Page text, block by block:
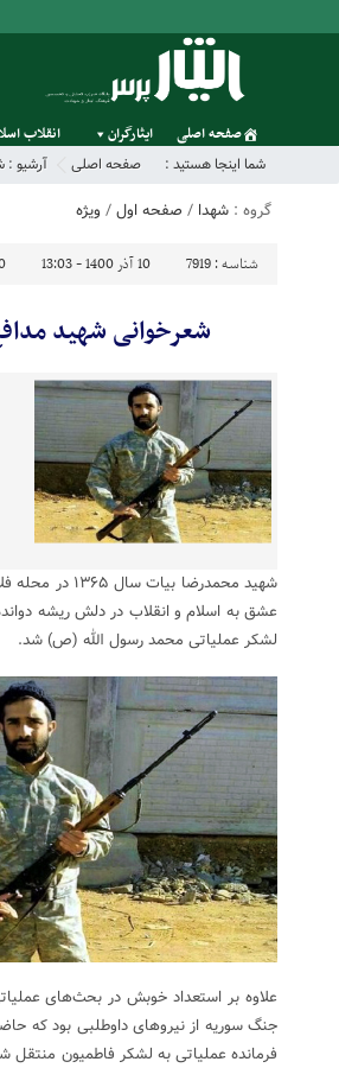
صفحه اصلی ایثارگران انقلاب
شما اینجا هستید : صفحه اصلی آرشیو :
گروه : شهدا / صفحه اول/ ویژه
شناسه : 7919 10 آذر 1400 - 13:03
شعرخوانی شهید
شهید
لشکر عملیاتی محمد رسول الله (ص) شد.
علاوه بر استعداد خوبش در بحث‌های
جنگ سوریه از نیرو‌های داوطلبی بود که
فرمانده عملیاتی به لشکر فاطمیون